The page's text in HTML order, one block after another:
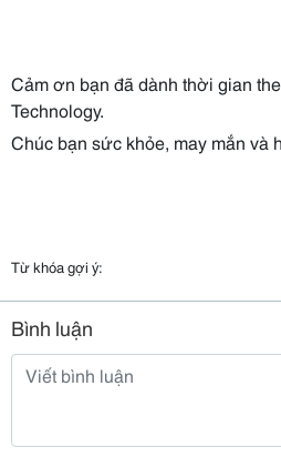
Cảm ơn bạn đã dành thời gian
Technology.
Chúc bạn sức khỏe, may mắn và
Từ khóa gợi ý:
Bình luận